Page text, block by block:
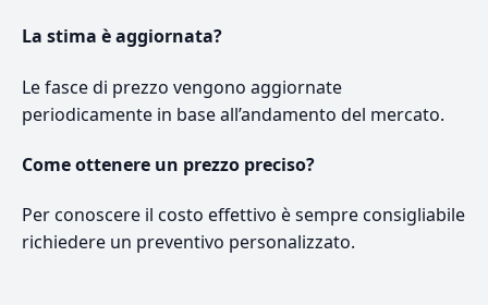
La stima è aggiornata?
Le fasce di prezzo vengono aggiornate
periodicamente in base all’andamento del mercato.
Come ottenere un prezzo preciso?
Per conoscere il costo effettivo è sempre consigliabile
richiedere un preventivo personalizzato.